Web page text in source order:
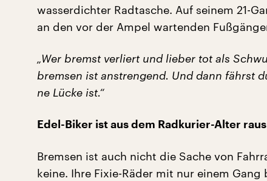
wasserdichter Radtasche. Auf seinem 21-
an den vor der Ampel wartenden
„Wer bremst verliert und lieber tot als
bremsen ist anstrengend. Und dann fährst
ne Lücke ist.“
Edel-Biker ist aus dem Radkurier-Alter raus
Bremsen ist auch nicht die Sache von
keine. Ihre Fixie-Räder mit nur einem